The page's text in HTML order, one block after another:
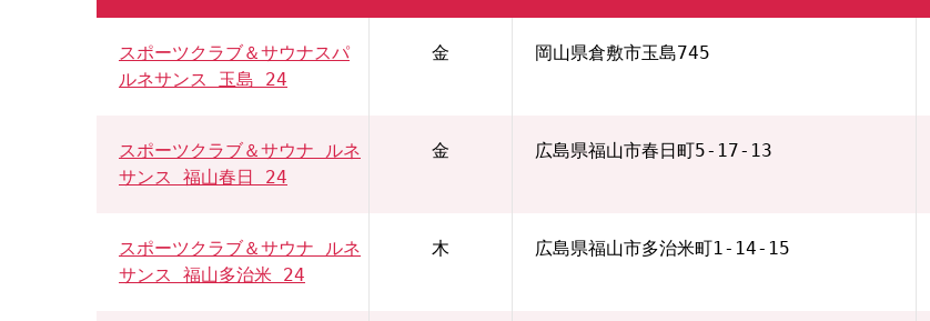
スポーツクラブ＆サウナスパ
ルネサンス 玉島 24
金 岡山県倉敷市玉島745
スポーツクラブ＆サウナ ルネ
サンス 福山春日 24
金 広島県福山市春日町5-17-13
スポーツクラブ＆サウナ ルネ
サンス 福山多治米 24
木 広島県福山市多治米町1-14-15